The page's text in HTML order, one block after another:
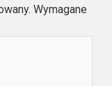
Wymagane